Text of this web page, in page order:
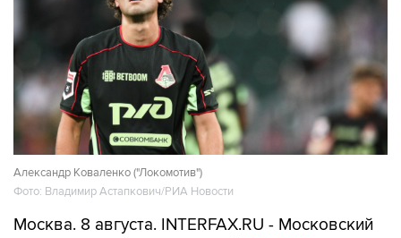
Александр Коваленко ("Локомотив")
Фото: Владимир Астапкович/РИА Новости
Москва. 8 августа. INTERFAX.RU - Московский